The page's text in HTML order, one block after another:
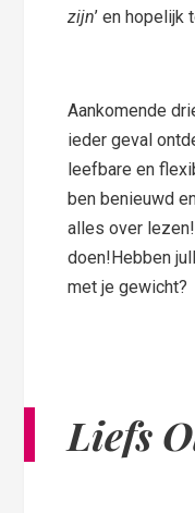
zijn’ en
Aankomende
ieder geval
leefbare en
ben benieuwd
alles over
doen!Hebben
met je gewicht?
Liefs